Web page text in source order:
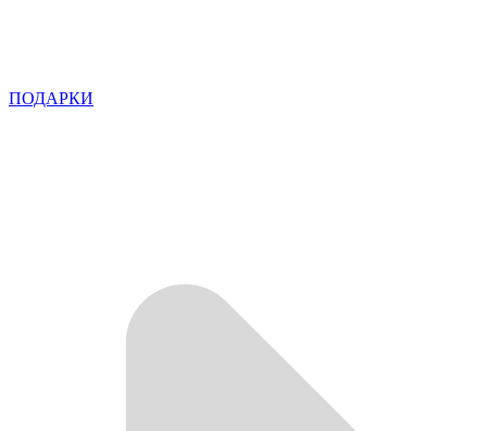
ПОДАРКИ